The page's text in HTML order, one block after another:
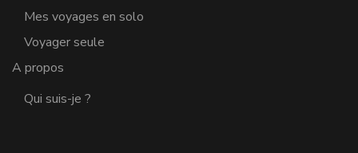
Mes voyages en solo
Voyager seule
A propos
Qui suis-je ?